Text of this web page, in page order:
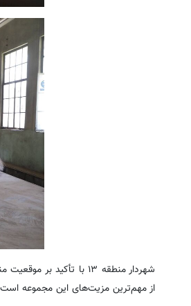
شهردار منطقه ۱۳ با
از مهم‌ترین مزیت‌های این مجموعه